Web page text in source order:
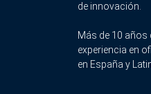
de innovación.
Más de 10 años
experiencia en
en España y